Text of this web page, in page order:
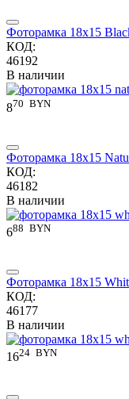
Фоторамка 18x15
КОД:
46192
В наличии
870 BYN
Фоторамка 18x15
КОД:
46182
В наличии
688 BYN
Фоторамка 18x15
КОД:
46177
В наличии
1624 BYN